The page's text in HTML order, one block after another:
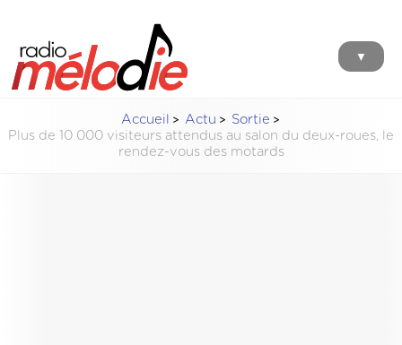
▼
Accueil Actu
Sortie
Plus de 10 000 visiteurs attendus au salon du deux-roues, le
rendez-vous des motards